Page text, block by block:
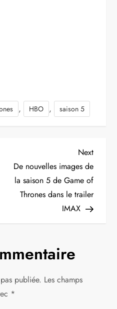
, HBO , saison 5
Next
Post
Next
De nouvelles images de
la saison 5 de Game of
Thrones dans le trailer
IMAX
publiée. Les champs
*